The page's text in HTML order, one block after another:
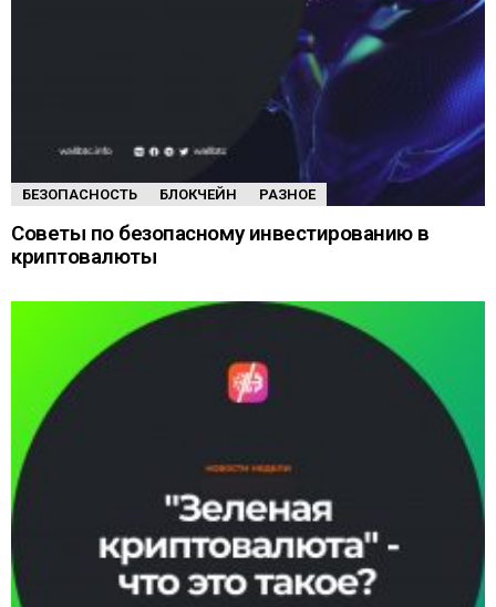
БЕЗОПАСНОСТЬ БЛОКЧЕЙН РАЗНОЕ
Советы по безопасному инвестированию в
криптовалюты